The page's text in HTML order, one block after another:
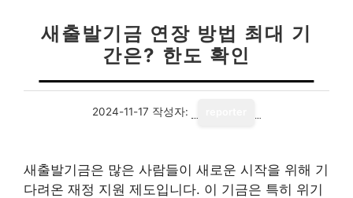
새출발기금 연장 방법 최대 기
간은? 한도 확인
2024-11-17 작성자:
새출발기금은 많은 사람들이 새로운 시작을 위해 기
다려온 재정 지원 제도입니다. 이 기금은 특히 위기